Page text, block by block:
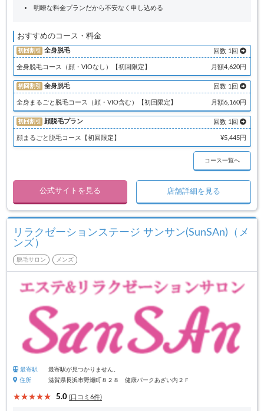
明瞭な料金プランだから不安なく申し込める
おすすめのコース・料金
初回割引 全身脱毛 回数 1回
全身脱毛コース（顔・VIOなし）【初回限定】 月額4,620円
初回割引 全身脱毛 回数 1回
全身まるごと脱毛コース（顔・VIO含む）【初回限定】 月額6,160円
初回割引 顔脱毛プラン 回数 1回
顔まるごと脱毛コース【初回限定】 ¥5,445円
コース一覧へ
公式サイトを見る 店舗詳細を見る
リラクゼーションステージ サンサン(SunSAn)（メ
ンズ）
脱毛サロン メンズ
最寄駅
最寄駅が見つかりません。
住所
滋賀県長浜市野瀬町８２８ 健康パークあざい内２Ｆ
5.0 (口コミ6件)